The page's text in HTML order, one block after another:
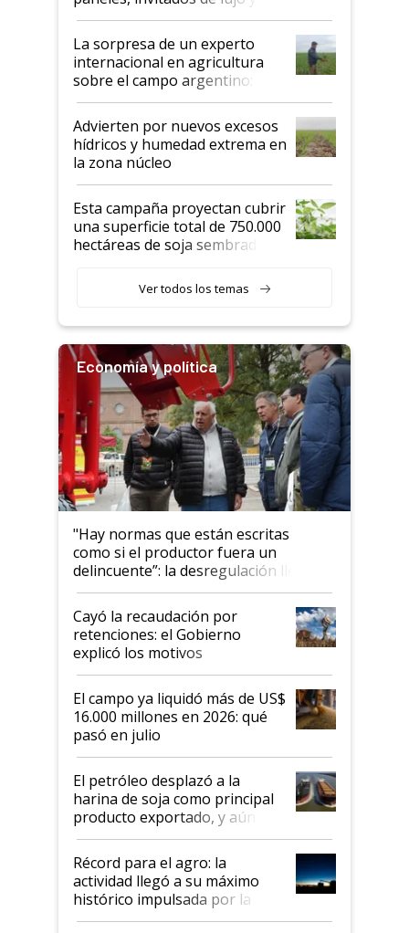
todas las tendencias
La sorpresa de un experto
internacional en agricultura
sobre el campo argentino:
"Estoy muy impresionado"
Advierten por nuevos excesos
hídricos y humedad extrema en
la zona núcleo
Esta campaña proyectan cubrir
una superficie total de 750.000
hectáreas de soja sembradas
variedades que marcan un
salto tecnológico en genética y
Ver todos los temas
Economía y política
"Hay normas que están escritas
como si el productor fuera un
delincuente”: la desregulación llegó
al Congreso Aapresid y hasta se
habló del financiamiento al IPCVA
Cayó la recaudación por
retenciones: el Gobierno
explicó los motivos
El campo ya liquidó más de US$
16.000 millones en 2026: qué
pasó en julio
El petróleo desplazó a la
harina de soja como principal
producto exportado, y aún así
el agro aportó casi seis de cada
diez dólares y sostuvo el
liderazgo en un semestre
récord
Récord para el agro: la
actividad llegó a su máximo
histórico impulsada por la
cosecha y las exportaciones